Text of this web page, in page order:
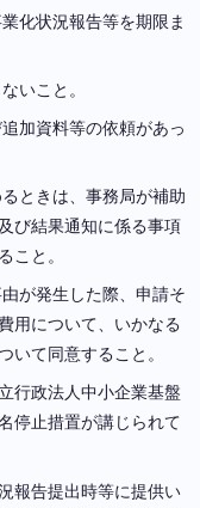
化状況報告等を期限ま
いこと。
加資料等の依頼があっ
ときは、事務局が補助
び結果通知に係る事項
こと。
が発生した際、申請そ
用について、いかなる
いて同意すること。
行政法人中小企業基盤
停止措置が講じられて
報告提出時等に提供い